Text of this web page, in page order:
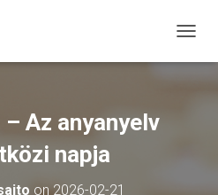
O
Az anyanyelv
napja
on2026-02-21